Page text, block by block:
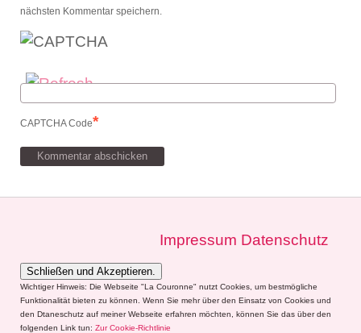
nächsten Kommentar speichern.
CAPTCHA Code*
Impressum Datenschutz
Wichtiger Hinweis: Die Webseite "La Couronne" nutzt Cookies, um bestmögliche
Funktionalität bieten zu können. Wenn Sie mehr über den Einsatz von Cookies und
den Dtaneschutz auf meiner Webseite erfahren möchten, können Sie das über den
folgenden Link tun: Zur Cookie-Richtlinie